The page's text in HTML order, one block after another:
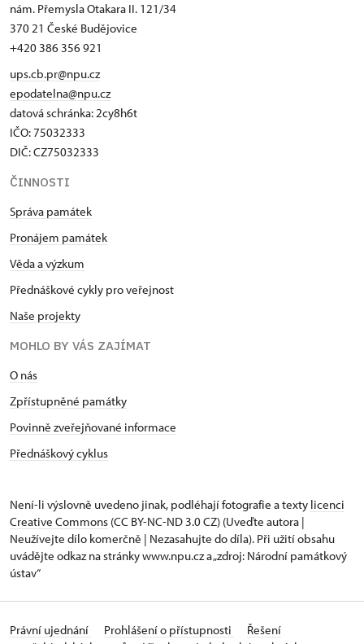
nám. Přemysla Otakara II. 121/34
370 21 České Budějovice
+420 386 356 921
ups.cb.pr@npu.cz
epodatelna@npu.cz
datová schránka: 2cy8h6t​
IČO: 75032333
DIČ: CZ75032333
ČINNOSTI
Správa památek
Pronájem památek
Věda a výzkum
Přednáškové cykly pro veřejnost
Naše projekty
MOHLO BY VÁS ZAJÍMAT
O nás
Zpřístupněné památky
Povinně zveřejňované informace
Přednáškový cyklus
Není-li výslovně uvedeno jinak, podléhají fotografie a texty licenci
Creative Commons (CC BY-NC-ND 3.0 CZ) (Uveďte autora |
Neužívejte dílo komerčně | Nezasahujte do díla). Při užití obsahu
uvádějte odkaz na stránky www.npu.cz a „zdroj: Národní památkový
ústav“
Právní ujednání Prohlášení o přístupnosti
Řešení